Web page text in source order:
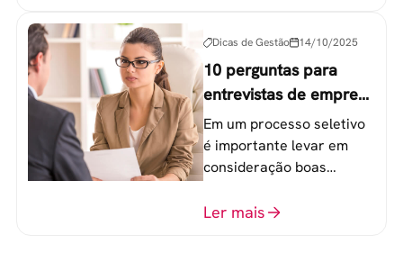
Dicas de Gestão 14/10/2025
10 perguntas para
entrevistas de emprego
que recrutadores não
devem fazer
Em um processo seletivo
é importante levar em
consideração boas
o perfil do profissional e
Ler mais